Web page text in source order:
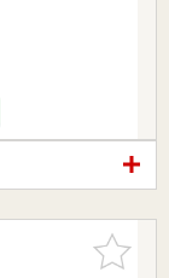
お気に入
りに追加